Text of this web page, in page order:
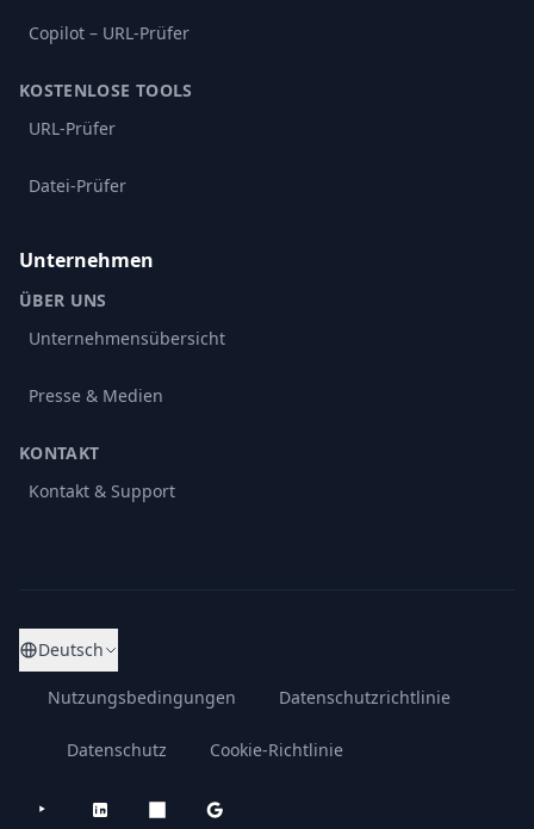
Copilot – URL-Prüfer
KOSTENLOSE TOOLS
URL-Prüfer
Datei-Prüfer
Unternehmen
ÜBER UNS
Unternehmensübersicht
Presse & Medien
KONTAKT
Kontakt & Support
Deutsch
Nutzungsbedingungen Datenschutzrichtlinie
Datenschutz Cookie-Richtlinie